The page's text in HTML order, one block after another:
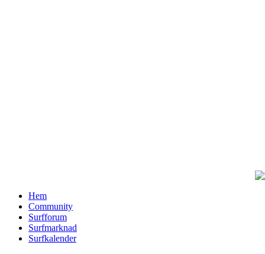
Hem
Community
Surfforum
Surfmarknad
Surfkalender